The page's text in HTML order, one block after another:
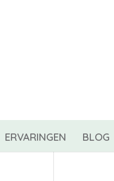
ERVARINGEN BLOG